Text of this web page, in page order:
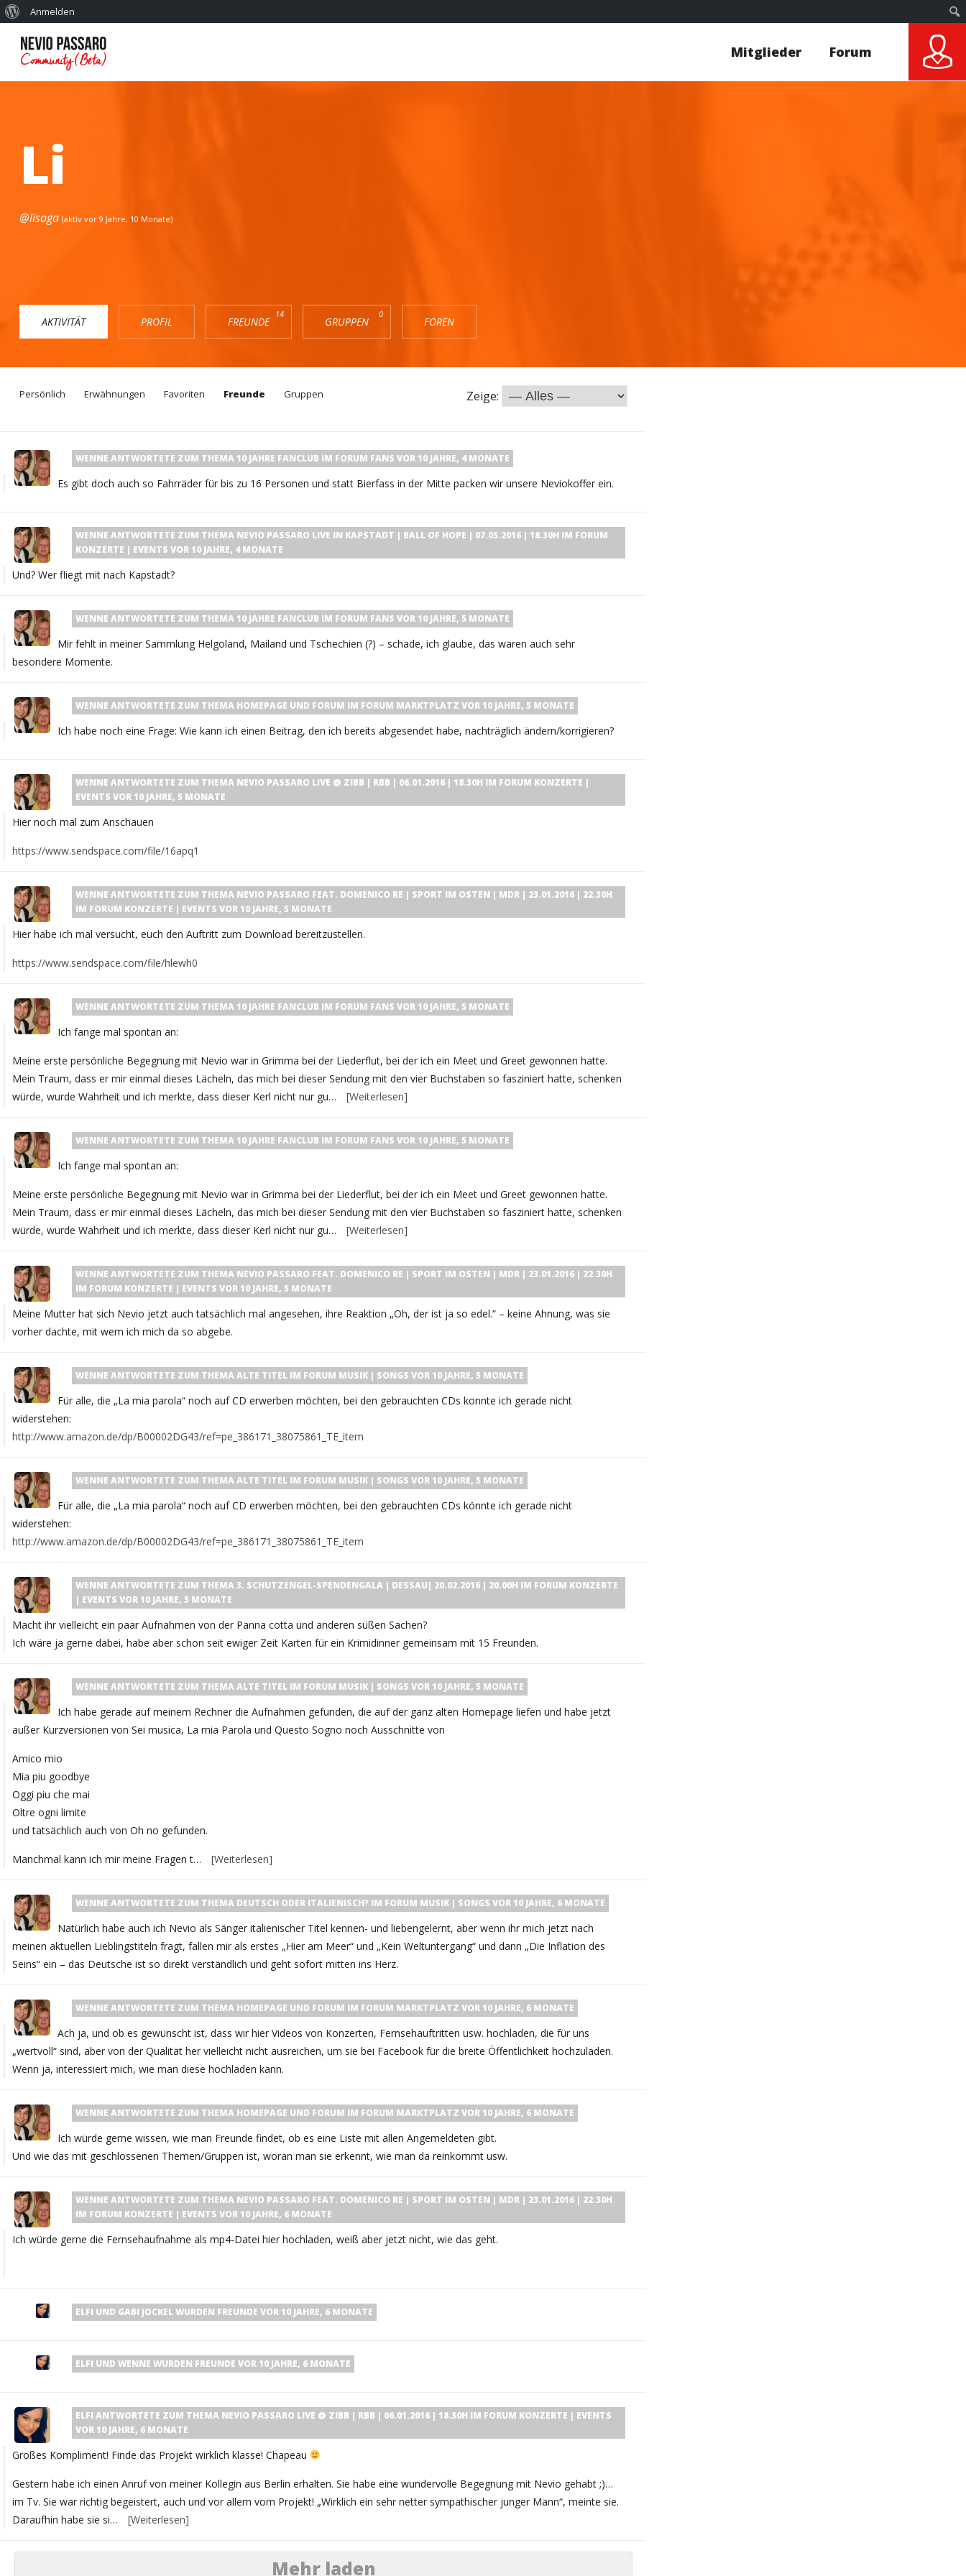
Forum
Mitglieder
Li
@lisaga (aktiv vor 9 Jahre, 10 Monate)
AKTIVITÄT PROFIL FREUNDE
14
GRUPPEN
0
FOREN
Persönlich Erwähnungen Favoriten Freunde Gruppen Zeige:
WENNE ANTWORTETE ZUM THEMA10 JAHRE FANCLUB IM FORUM FANS VOR 10 JAHRE, 4 MONATE
Es gibt doch auch so Fahrräder für bis zu 16 Personen und statt Bierfass in der Mitte packen wir unsere Neviokoffer ein.
WENNE ANTWORTETE ZUM THEMA NEVIO PASSARO LIVE IN KAPSTADT | BALL OF HOPE | 07.05.2016 | 18.30H IM FORUM
KONZERTE | EVENTS VOR 10 JAHRE, 4 MONATE
Und? Wer fliegt mit nach Kapstadt?
WENNE ANTWORTETE ZUM THEMA10 JAHRE FANCLUB IM FORUM FANS VOR 10 JAHRE, 5 MONATE
Mir fehlt in meiner Sammlung Helgoland, Mailand und Tschechien (?) – schade, ich glaube, das waren auch sehr
besondere Momente.
WENNE ANTWORTETE ZUM THEMA HOMEPAGE UND FORUM IM FORUM MARKTPLATZ VOR 10 JAHRE, 5 MONATE
Ich habe noch eine Frage: Wie kann ich einen Beitrag, den ich bereits abgesendet habe, nachträglich ändern/korrigieren?
WENNE ANTWORTETE ZUM THEMA NEVIO PASSARO LIVE @ ZIBB | RBB | 06.01.2016 | 18.30H IM FORUM KONZERTE |
EVENTS VOR 10 JAHRE, 5 MONATE
Hier noch mal zum Anschauen
https://www.sendspace.com/file/16apq1
WENNE ANTWORTETE ZUM THEMA NEVIO PASSARO FEAT. DOMENICO RE | SPORT IM OSTEN | MDR | 23.01.2016 | 22.30H
IM FORUM KONZERTE | EVENTS VOR 10 JAHRE, 5 MONATE
Hier habe ich mal versucht, euch den Auftritt zum Download bereitzustellen.
https://www.sendspace.com/file/hlewh0
WENNE ANTWORTETE ZUM THEMA10 JAHRE FANCLUB IM FORUM FANS VOR 10 JAHRE, 5 MONATE
Ich fange mal spontan an:
Meine erste persönliche Begegnung mit Nevio war in Grimma bei der Liederflut, bei der ich ein Meet und Greet gewonnen hatte.
Mein Traum, dass er mir einmal dieses Lächeln, das mich bei dieser Sendung mit den vier Buchstaben so fasziniert hatte, schenken
würde, wurde Wahrheit und ich merkte, dass dieser Kerl nicht nur gu…
[Weiterlesen]
WENNE ANTWORTETE ZUM THEMA10 JAHRE FANCLUB IM FORUM FANS VOR 10 JAHRE, 5 MONATE
Ich fange mal spontan an:
Meine erste persönliche Begegnung mit Nevio war in Grimma bei der Liederflut, bei der ich ein Meet und Greet gewonnen hatte.
Mein Traum, dass er mir einmal dieses Lächeln, das mich bei dieser Sendung mit den vier Buchstaben so fasziniert hatte, schenken
würde, wurde Wahrheit und ich merkte, dass dieser Kerl nicht nur gu…
[Weiterlesen]
WENNE ANTWORTETE ZUM THEMA NEVIO PASSARO FEAT. DOMENICO RE | SPORT IM OSTEN | MDR | 23.01.2016 | 22.30H
IM FORUM KONZERTE | EVENTS VOR 10 JAHRE, 5 MONATE
Meine Mutter hat sich Nevio jetzt auch tatsächlich mal angesehen, ihre Reaktion „Oh, der ist ja so edel.“ – keine Ahnung, was sie
vorher dachte, mit wem ich mich da so abgebe.
WENNE ANTWORTETE ZUM THEMAALTE TITEL IM FORUM MUSIK | SONGS VOR 10 JAHRE, 5 MONATE
Für alle, die „La mia parola“ noch auf CD erwerben möchten, bei den gebrauchten CDs konnte ich gerade nicht
widerstehen:
http://www.amazon.de/dp/B00002DG43/ref=pe_386171_38075861_TE_item
WENNE ANTWORTETE ZUM THEMAALTE TITEL IM FORUM MUSIK | SONGS VOR 10 JAHRE, 5 MONATE
Für alle, die „La mia parola“ noch auf CD erwerben möchten, bei den gebrauchten CDs könnte ich gerade nicht
widerstehen:
http://www.amazon.de/dp/B00002DG43/ref=pe_386171_38075861_TE_item
WENNE ANTWORTETE ZUM THEMA3. SCHUTZENGEL-SPENDENGALA | DESSAU| 20.02.2016 | 20.00H IM FORUM KONZERTE
| EVENTS VOR 10 JAHRE, 5 MONATE
Macht ihr vielleicht ein paar Aufnahmen von der Panna cotta und anderen süßen Sachen?
Ich wäre ja gerne dabei, habe aber schon seit ewiger Zeit Karten für ein Krimidinner gemeinsam mit 15 Freunden.
WENNE ANTWORTETE ZUM THEMAALTE TITEL IM FORUM MUSIK | SONGS VOR 10 JAHRE, 5 MONATE
Ich habe gerade auf meinem Rechner die Aufnahmen gefunden, die auf der ganz alten Homepage liefen und habe jetzt
außer Kurzversionen von Sei musica, La mia Parola und Questo Sogno noch Ausschnitte von
Amico mio
Mia piu goodbye
Oggi piu che mai
Oltre ogni limite
und tatsächlich auch von Oh no gefunden.
Manchmal kann ich mir meine Fragen t… [Weiterlesen]
WENNE ANTWORTETE ZUM THEMA DEUTSCH ODER ITALIENISCH? IM FORUM MUSIK | SONGS VOR 10 JAHRE, 6 MONATE
Natürlich habe auch ich Nevio als Sänger italienischer Titel kennen- und liebengelernt, aber wenn ihr mich jetzt nach
meinen aktuellen Lieblingstiteln fragt, fallen mir als erstes „Hier am Meer“ und „Kein Weltuntergang“ und dann „Die Inflation des
Seins“ ein – das Deutsche ist so direkt verständlich und geht sofort mitten ins Herz.
WENNE ANTWORTETE ZUM THEMA HOMEPAGE UND FORUM IM FORUM MARKTPLATZ VOR 10 JAHRE, 6 MONATE
Ach ja, und ob es gewünscht ist, dass wir hier Videos von Konzerten, Fernsehauftritten usw. hochladen, die für uns
„wertvoll“ sind, aber von der Qualität her vielleicht nicht ausreichen, um sie bei Facebook für die breite Öffentlichkeit hochzuladen.
Wenn ja, interessiert mich, wie man diese hochladen kann.
WENNE ANTWORTETE ZUM THEMA HOMEPAGE UND FORUM IM FORUM MARKTPLATZ VOR 10 JAHRE, 6 MONATE
Ich würde gerne wissen, wie man Freunde findet, ob es eine Liste mit allen Angemeldeten gibt.
Und wie das mit geschlossenen Themen/Gruppen ist, woran man sie erkennt, wie man da reinkommt usw.
WENNE ANTWORTETE ZUM THEMA NEVIO PASSARO FEAT. DOMENICO RE | SPORT IM OSTEN | MDR | 23.01.2016 | 22.30H
IM FORUM KONZERTE | EVENTS VOR 10 JAHRE, 6 MONATE
Ich würde gerne die Fernsehaufnahme als mp4-Datei hier hochladen, weiß aber jetzt nicht, wie das geht.
ELFI UND GABI JOCKELWURDEN FREUNDE VOR 10 JAHRE, 6 MONATE
ELFI UND WENNE WURDEN FREUNDE VOR 10 JAHRE, 6 MONATE
ELFI ANTWORTETE ZUM THEMA NEVIO PASSARO LIVE @ ZIBB | RBB | 06.01.2016 | 18.30H IM FORUM KONZERTE | EVENTS
VOR 10 JAHRE, 6 MONATE
Großes Kompliment! Finde das Projekt wirklich klasse! Chapeau
Gestern habe ich einen Anruf von meiner Kollegin aus Berlin erhalten. Sie habe eine wundervolle Begegnung mit Nevio gehabt ;)…
im Tv. Sie war richtig begeistert, auch und vor allem vom Projekt! „Wirklich ein sehr netter sympathischer junger Mann“, meinte sie.
Daraufhin habe sie si…
[Weiterlesen]
Mehr laden
Anmelden